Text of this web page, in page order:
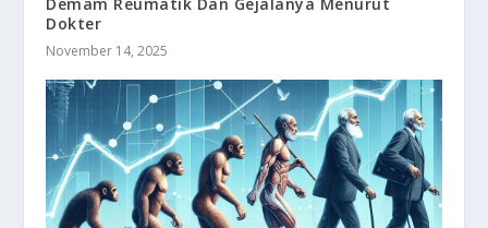
Demam Reumatik Dan Gejalanya Menurut
Dokter
November 14, 2025